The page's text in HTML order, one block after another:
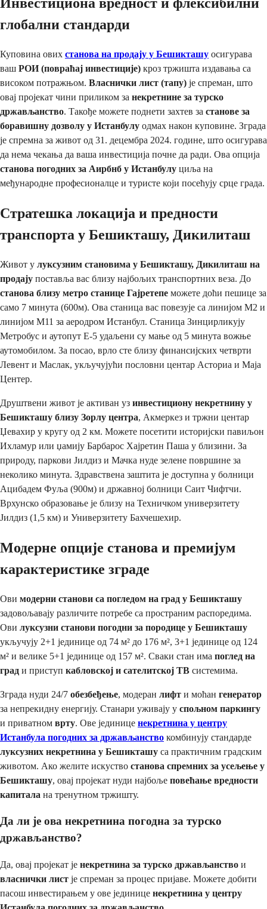
глобални стандарди
Куповина ових станова на продају у Бешикташу осигурава
ваш РОИ (повраћај инвестиције) кроз тржишта издавања са
високом потражњом. Власнички лист (тапу) је спреман, што
овај пројекат чини приликом за некретнине за турско
држављанство. Такође можете поднети захтев за станове за
боравишну дозволу у Истанбулу одмах након куповине. Зграда
је спремна за живот од 31. децембра 2024. године, што осигурава
да нема чекања да ваша инвестиција почне да ради. Ова опција
станова погодних за Аирбнб у Истанбулу циља на
међународне професионалце и туристе који посећују срце града.
Стратешка локација и предности
транспорта у Бешикташу, Дикилиташ
Живот у луксузним становима у Бешикташу, Дикилиташ на
продају поставља вас близу најбољих транспортних веза. До
станова близу метро станице Гајретепе можете доћи пешице за
само 7 минута (600м). Ова станица вас повезује са линијом М2 и
линијом М11 за аеродром Истанбул. Станица Зинцирликују
Метробус и аутопут Е-5 удаљени су мање од 5 минута вожње
аутомобилом. За посао, врло сте близу финансијских четврти
Левент и Маслак, укључујући пословни центар Асториа и Маја
Центер.
Друштвени живот је активан уз инвестициону некретнину у
Бешикташу близу Зорлу центра, Акмеркез и тржни центар
Џевахир у кругу од 2 км. Можете посетити историјски павиљон
Ихламур или џамију Барбарос Хајретин Паша у близини. За
природу, паркови Јилдиз и Мачка нуде зелене површине за
неколико минута. Здравствена заштита је доступна у болници
Ацибадем Фуља (900м) и државној болници Саит Чифтчи.
Врхунско образовање је близу на Техничком универзитету
Јилдиз (1,5 км) и Универзитету Бахчешехир.
Модерне опције станова и премијум
карактеристике зграде
Ови модерни станови са погледом на град у Бешикташу
задовољавају различите потребе са пространим распоредима.
Ови луксузни станови погодни за породице у Бешикташу
укључују 2+1 јединице од 74 м² до 176 м², 3+1 јединице од 124
м² и велике 5+1 јединице од 157 м². Сваки стан има поглед на
град и приступ кабловској и сателитској ТВ системима.
Зграда нуди 24/7 обезбеђење, модеран лифт и моћан генератор
за непрекидну енергију. Станари уживају у спољном паркингу
и приватном врту. Ове јединице некретнина у центру
Истанбула погодних за држављанство комбинују стандарде
луксузних некретнина у Бешикташу са практичним градским
животом. Ако желите искуство станова спремних за усељење у
Бешикташу, овај пројекат нуди најбоље повећање вредности
капитала на тренутном тржишту.
Да ли је ова некретнина погодна за турско
држављанство?
Да, овај пројекат је некретнина за турско држављанство и
власнички лист је спреман за процес пријаве. Можете добити
пасош инвестирањем у ове јединице некретнина у центру